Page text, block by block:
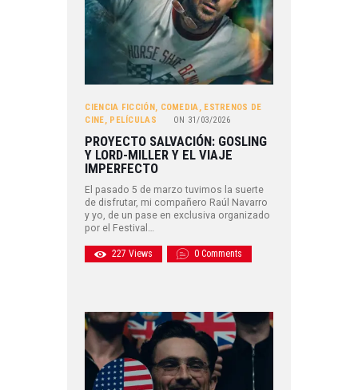
CIENCIA FICCIÓN, COMEDIA, ESTRENOS DE
CINE, PELÍCULAS ON 31/03/2026
PROYECTO SALVACIÓN: GOSLING
Y LORD-MILLER Y EL VIAJE
IMPERFECTO
El pasado 5 de marzo tuvimos la suerte
de disfrutar, mi compañero Raúl Navarro
y yo, de un pase en exclusiva organizado
por el Festival…
227 Views 0 Comments